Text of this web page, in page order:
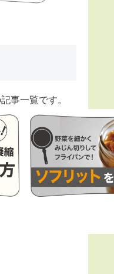
事一覧です。